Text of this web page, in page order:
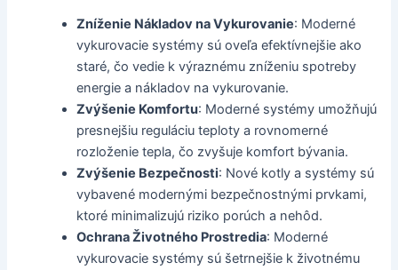
Zníženie Nákladov na Vykurovanie: Moderné
vykurovacie systémy sú oveľa efektívnejšie ako
staré, čo vedie k výraznému zníženiu spotreby
energie a nákladov na vykurovanie.
Zvýšenie Komfortu: Moderné systémy umožňujú
presnejšiu reguláciu teploty a rovnomerné
rozloženie tepla, čo zvyšuje komfort bývania.
Zvýšenie Bezpečnosti: Nové kotly a systémy sú
vybavené modernými bezpečnostnými prvkami,
ktoré minimalizujú riziko porúch a nehôd.
Ochrana Životného Prostredia: Moderné
vykurovacie systémy sú šetrnejšie k životnému